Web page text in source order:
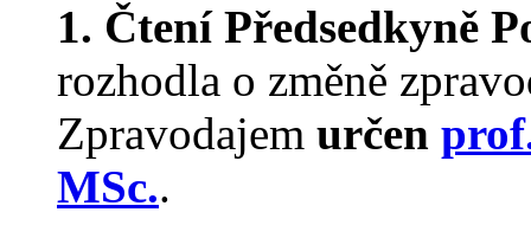
1. Čtení Předsedkyně
rozhodla o změně
Zpravodajem určen
MSc..